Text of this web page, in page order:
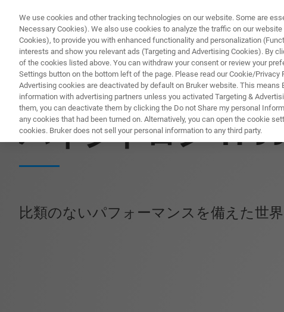
高性能ナノ力学特性評価装置
ハイジトロン TI
比類のないパフォーマンスを備えた世
We use cookies and other tracking technologies on our website. Some are
Necessary Cookies). We also use cookies to analyze the traffic on our
Cookies), to provide you with enhanced functionality and personalization
interests and show you relevant ads (Targeting and Advertising Cookies). By
of the cookies listed above. You can withdraw your consent or review your
Settings button on the bottom left of the page. Please read our Cookie/Privacy
Advertising cookies are deactivated by default on Bruker website. This means
information with advertising partners unless you activated Targeting &
them, you can deactivate them by clicking the Do not Share my personal
any cookies that had been turned on. Alternatively, you can open the cookie
cookies. Bruker does not sell your personal information to any third party.